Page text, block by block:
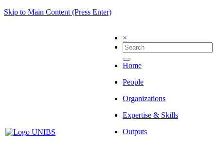
Skip to Main Content (Press Enter)
×
Home
People
Organizations
Expertise & Skills
Outputs